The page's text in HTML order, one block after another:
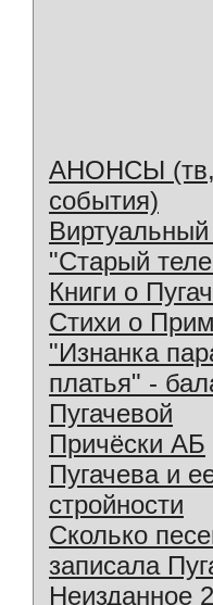
АНОНСЫ (тв,
события)
"Старый
Книги о
Стихи о
"Изнанка
платья" -
Пугачевой
Причёски АБ
Пугачева и
стройности
Сколько
записала
Неизданное